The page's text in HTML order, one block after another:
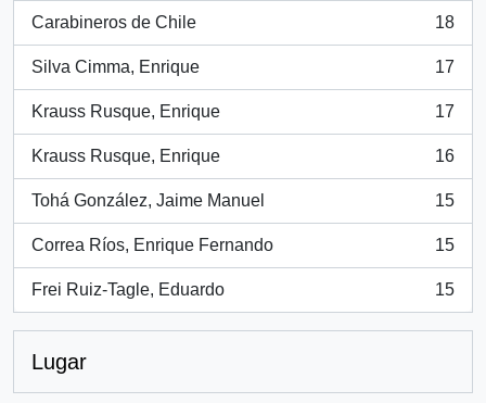
Carabineros de Chile
, 18 resultados
18
Silva Cimma, Enrique
, 17 resultados
17
Krauss Rusque, Enrique
, 17 resultados
17
Krauss Rusque, Enrique
, 16 resultados
16
Tohá González, Jaime Manuel
, 15 resultados
15
Correa Ríos, Enrique Fernando
, 15 resultados
15
Frei Ruiz-Tagle, Eduardo
, 15 resultados
15
Lugar